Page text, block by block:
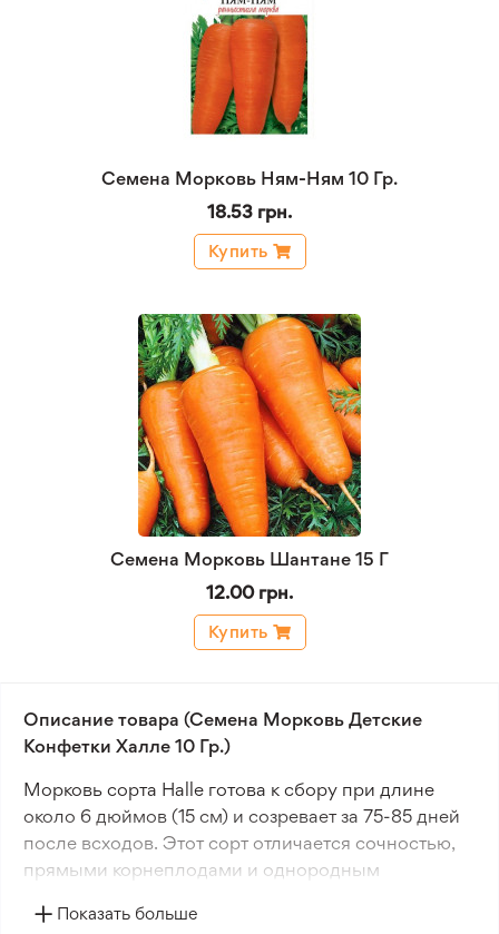
Семена Морковь Ням-Ням 10 Гр.
18.53 грн.
Купить
Семена Морковь Шантане 15 Г
12.00 грн.
Купить
Описание товара (Семена Морковь Детские
Конфетки Халле 10 Гр.)
Морковь сорта Halle готова к сбору при длине
около 6 дюймов (15 см) и созревает за 75-85 дней
после всходов. Этот сорт отличается сочностью,
прямыми корнеплодами и однородным
Показать больше